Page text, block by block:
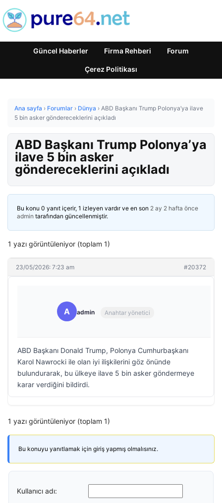
Güncel Haberler Firma Rehberi Forum
Çerez Politikası
Ana sayfa › Forumlar › Dünya › ABD Başkanı Trump Polonya’ya ilave
5 bin asker göndereceklerini açıkladı
ABD Başkanı Trump Polonya’ya
ilave 5 bin asker
göndereceklerini açıkladı
Bu konu 0 yanıt içerir, 1 izleyen vardır ve en son 2 ay 2 hafta önce
admin tarafından güncellenmiştir.
1 yazı görüntüleniyor (toplam 1)
23/05/2026: 7:23 am #20372
A admin Anahtar yönetici
ABD Başkanı Donald Trump, Polonya Cumhurbaşkanı
Karol Nawrocki ile olan iyi ilişkilerini göz önünde
bulundurarak, bu ülkeye ilave 5 bin asker göndermeye
karar verdiğini bildirdi.
1 yazı görüntüleniyor (toplam 1)
Bu konuyu yanıtlamak için giriş yapmış olmalısınız.
Kullanıcı adı: